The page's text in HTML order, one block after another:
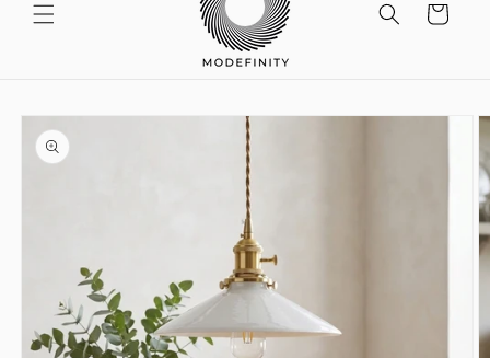
Chariot
Passez aux
informations
du produit